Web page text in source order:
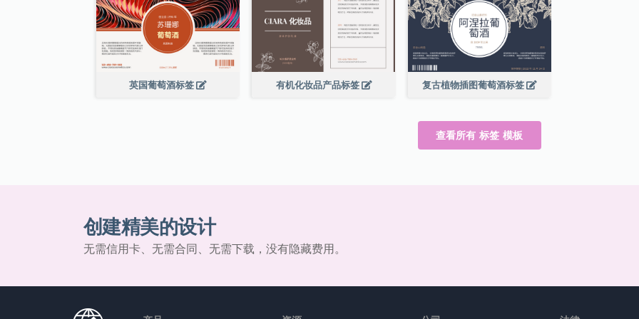
英国葡萄酒标签 有机化妆品产品标签 复古植物插图葡萄酒标签
查看所有 标签 模板
创建精美的设计
无需信用卡、无需合同、无需下载，没有隐藏费用。